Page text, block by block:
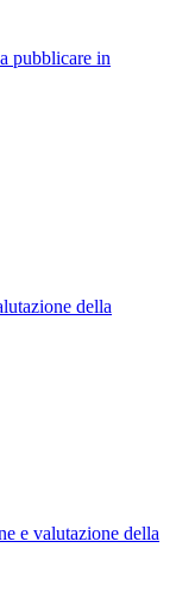
pubblicare in
della
e valutazione della